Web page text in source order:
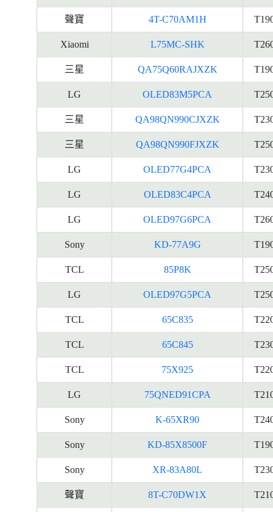
聲寶 4T-C70AM1H
Xiaomi L75MC-SHK
三星 QA75Q60RAJXZK
LG OLED83M5PCA
三星 QA98QN990CJXZK
三星 QA98QN990FJXZK
LG OLED77G4PCA
LG OLED83C4PCA
LG OLED97G6PCA
Sony KD-77A9G
TCL 85P8K
LG OLED97G5PCA
TCL 65C835
TCL 65C845
TCL 75X925
LG 75QNED91CPA
Sony K-65XR90
Sony KD-85X8500F
Sony XR-83A80L
聲寶 8T-C70DW1X